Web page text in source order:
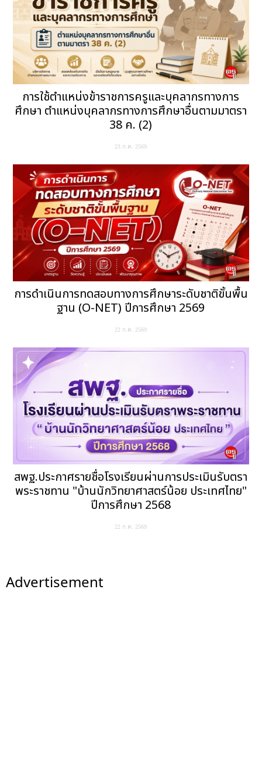
การใช้ตำแหน่งข้าราชการครูและบุคลากรทางการ
ศึกษา ตำแหน่งบุคลากรทางการศึกษาอื่นตามมาตรา
38 ค. (2)
23 ก.ค. 2569
การดำเนินการทดสอบทางการศึกษาระดับชาติขั้นพื้น
ฐาน (O-NET) ปีการศึกษา 2569
22 ก.ค. 2569
สพฐ.ประกาศรายชื่อโรงเรียนผ่านการประเมินรับตรา
พระราชทาน "บ้านนักวิทยาศาสตร์น้อย ประเทศไทย"
ปีการศึกษา 2568
22 ก.ค. 2569
Advertisement